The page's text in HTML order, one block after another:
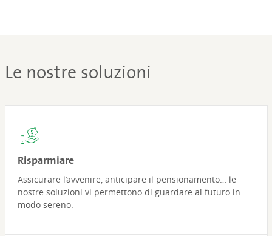
Le nostre soluzioni
Risparmiare
Assicurare l’avvenire, anticipare il pensionamento… le
nostre soluzioni vi permettono di guardare al futuro in
modo sereno.